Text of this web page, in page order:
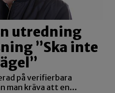
utredning
”Ska inte
på verifierbara
man kräva att en…